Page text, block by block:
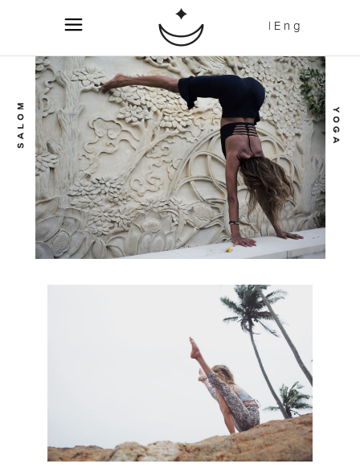
| E n g